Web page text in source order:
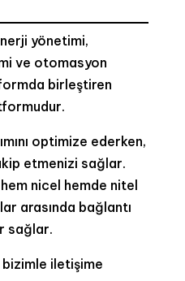
yönetimi,
ve otomasyon
birleştiren
optimize ederken,
etmenizi sağlar.
nicel hemde nitel
arasında bağlantı
sağlar.
iletişime